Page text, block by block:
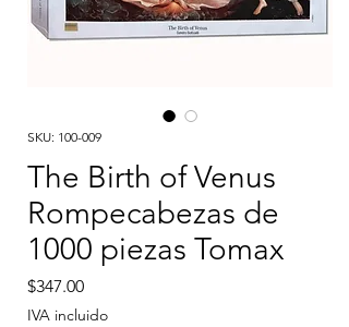
SKU: 100-009
The Birth of Venus
Rompecabezas de
1000 piezas Tomax
$347.00Precio
IVA incluido